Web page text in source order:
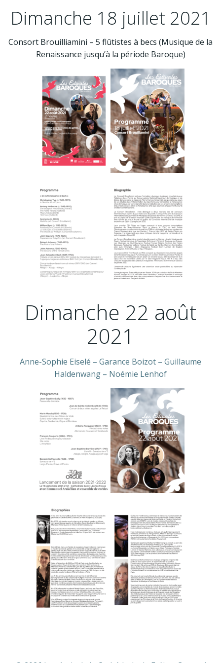
Dimanche 18 juillet 2021
Consort Brouilliamini – 5 flûtistes à becs (Musique de la
Renaissance jusqu’à la période Baroque)
Dimanche 22 août
2021
Anne-Sophie Eiselé – Garance Boizot – Guillaume
Haldenwang – Noémie Lenhof